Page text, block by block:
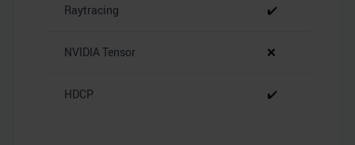
Raytracing ✔️
NVIDIA Tensor ❌
HDCP ✔️